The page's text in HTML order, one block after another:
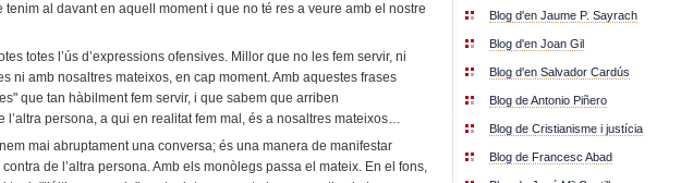
tenim al davant en aquell moment i que no té res a veure amb el nostre
totes l’ús d’expressions ofensives. Millor que no les fem servir, ni
ni amb nosaltres mateixos, en cap moment. Amb aquestes frases
que tan hàbilment fem servir, i que sabem que arriben
l’altra persona, a qui en realitat fem mal, és a nosaltres mateixos…
mai abruptament una conversa; és una manera de manifestar
de l’altra persona. Amb els monòlegs passa el mateix. En el fons,
Blog d'en Jaume P. Sayrach
Blog d'en Joan Gil
Blog d'en Salvador Cardús
Blog de Antonio Piñero
Blog de Cristianisme i justícia
Blog de Francesc Abad